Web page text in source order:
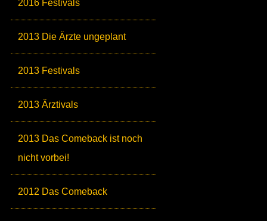
2016 Festivals
2013 Die Ärzte ungeplant
2013 Festivals
2013 Ärztivals
2013 Das Comeback ist noch
nicht vorbei!
2012 Das Comeback